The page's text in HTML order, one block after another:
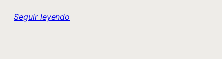
Seguir leyendo